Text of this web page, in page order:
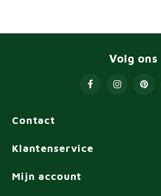
Contact
Volg ons
Klantenservice
Mijn account